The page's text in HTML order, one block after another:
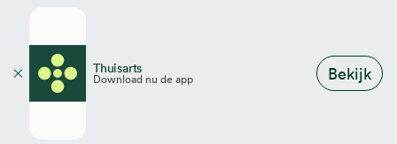
Thuisarts
Download nu de app Bekijk
Sluiten